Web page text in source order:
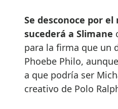
Se desconoce por
sucederá a Slimane
para la firma que un
Phoebe Philo,
a que podría ser
creativo de Polo